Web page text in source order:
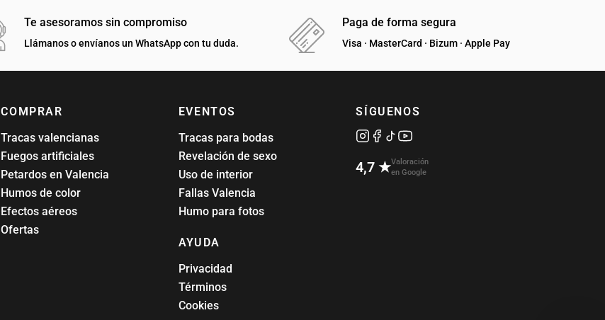
Te asesoramos sin compromiso
Llámanos o envíanos un WhatsApp con tu duda.
Paga de forma segura
Visa · MasterCard · Bizum · Apple Pay
COMPRAR
Tracas valencianas
Fuegos artificiales
Petardos en Valencia
Humos de color
Efectos aéreos
Ofertas
EVENTOS
Tracas para bodas
Revelación de sexo
Uso de interior
Fallas Valencia
Humo para fotos
AYUDA
Privacidad
Términos
Cookies
SÍGUENOS
4,7 ★Valoración
en Google